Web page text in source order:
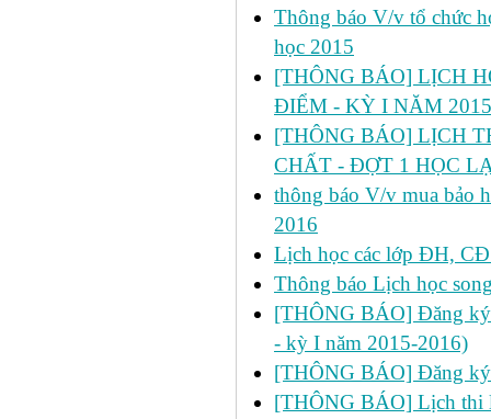
Thông báo V/v tổ chức
học 2015
[THÔNG BÁO] LỊCH
ĐIỂM - KỲ I NĂM
[THÔNG BÁO] LỊCH
CHẤT - ĐỢT 1 HỌC
thông báo V/v mua bảo
2016
Lịch học các lớp ĐH, CĐ
Thông báo Lịch học
[THÔNG BÁO] Đăng ký
- kỳ I năm 2015-2016)
[THÔNG BÁO] Đăng ký
[THÔNG BÁO] Lịch thi